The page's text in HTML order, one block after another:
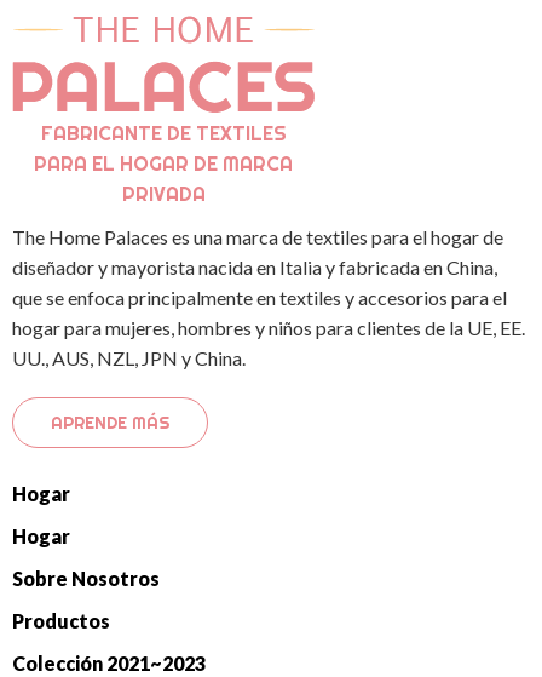
FABRICANTE DE TEXTILES
PARA EL HOGAR DE MARCA
PRIVADA
The Home Palaces es una marca de textiles para el hogar de
diseñador y mayorista nacida en Italia y fabricada en China,
que se enfoca principalmente en textiles y accesorios para el
hogar para mujeres, hombres y niños para clientes de la UE, EE.
UU., AUS, NZL, JPN y China.
APRENDE MÁS
Hogar
Hogar
Sobre Nosotros
Productos
Colección 2021~2023